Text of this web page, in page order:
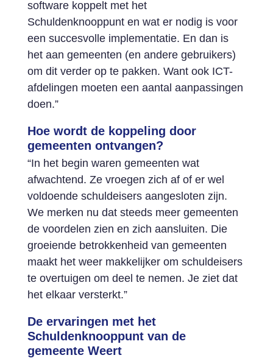
software koppelt met het
Schuldenknooppunt en wat er nodig is voor
een succesvolle implementatie. En dan is
het aan gemeenten (en andere gebruikers)
om dit verder op te pakken. Want ook ICT-
afdelingen moeten een aantal aanpassingen
doen.”
Hoe wordt de koppeling door
gemeenten ontvangen?
“In het begin waren gemeenten wat
afwachtend. Ze vroegen zich af of er wel
voldoende schuldeisers aangesloten zijn.
We merken nu dat steeds meer gemeenten
de voordelen zien en zich aansluiten. Die
groeiende betrokkenheid van gemeenten
maakt het weer makkelijker om schuldeisers
te overtuigen om deel te nemen. Je ziet dat
het elkaar versterkt.”
De ervaringen met het
Schuldenknooppunt van de
gemeente Weert